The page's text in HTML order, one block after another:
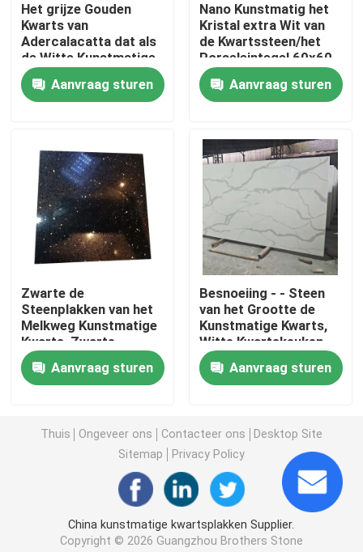
Nieuws
Gevallen
De Plakken van de granietsteen
De Tegels van de granietsteen
Gevlamde Granietsteen
Marmeren Steenplak
marmeren steentegel
witte marmeren steen
Beige Marmeren Plak
Het grijze Gouden
Kwarts van
Adercalacatta dat als
de Witte Kunstmatige
Marmeren fabriek van
China kijkt
Aanvraag sturen
Nano Kunstmatig het
Kristal extra Wit van
de Kwartssteen/het
Porseleintegel 60x60
van de Kwartsplak
Aanvraag sturen
Zwarte de
Steenplakken van het
Melkweg Kunstmatige
Kwarts, Zwarte
Countertop van het
Melkwegkwarts
Aanvraag sturen
Besnoeiing - - Steen
van het Grootte de
Kunstmatige Kwarts,
Witte Kwartskeuken
Worktops
Aanvraag sturen
Thuis Ongeveer ons Contacteer ons
Desktop Site
Sitemap
Privacy Policy
China kunstmatige kwartsplakken Supplier.
Copyright © 2026 Guangzhou Brothers Stone